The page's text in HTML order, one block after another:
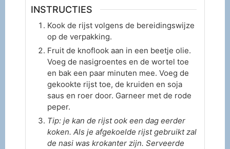
INSTRUCTIES
Kook de rijst volgens de bereidingswijze
op de verpakking.
Fruit de knoflook aan in een beetje olie.
Voeg de nasigroentes en de wortel toe
en bak een paar minuten mee. Voeg de
gekookte rijst toe, de kruiden en soja
saus en roer door. Garneer met de rode
peper.
Tip: je kan de rijst ook een dag eerder
koken. Als je afgekoelde rijst gebruikt zal
de nasi was krokanter zijn. Serveerde